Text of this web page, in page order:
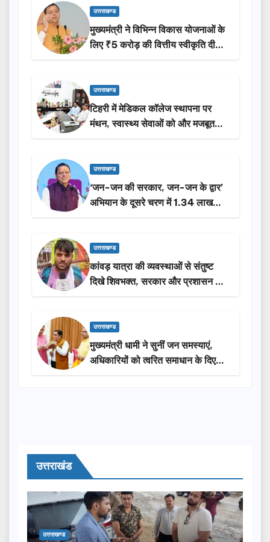
उत्तराखण्ड
मुख्यमंत्री ने विभिन्न विकास योजनाओं के
लिए ₹5 करोड़ की वित्तीय स्वीकृति दी…
उत्तराखण्ड
टिहरी में मेडिकल कॉलेज स्थापना पर
मंथन, स्वास्थ्य सेवाओं को और मजबूत
करेगी सरकार: मुख्यमंत्री धामी…
उत्तराखण्ड
‘जन-जन की सरकार, जन-जन के द्वार’
अभियान के दूसरे चरण में 1.34 लाख
लोगों की भागीदारी…
उत्तराखण्ड
कांवड़ यात्रा की व्यवस्थाओं से संतुष्ट
दिखे शिवभक्त, सरकार और प्रशासन की
सराहना…
उत्तराखण्ड
मुख्यमंत्री धामी ने सुनीं जन समस्याएं,
अधिकारियों को त्वरित समाधान के दिए
निर्देश
उत्तराखंड
उत्तराखण्ड